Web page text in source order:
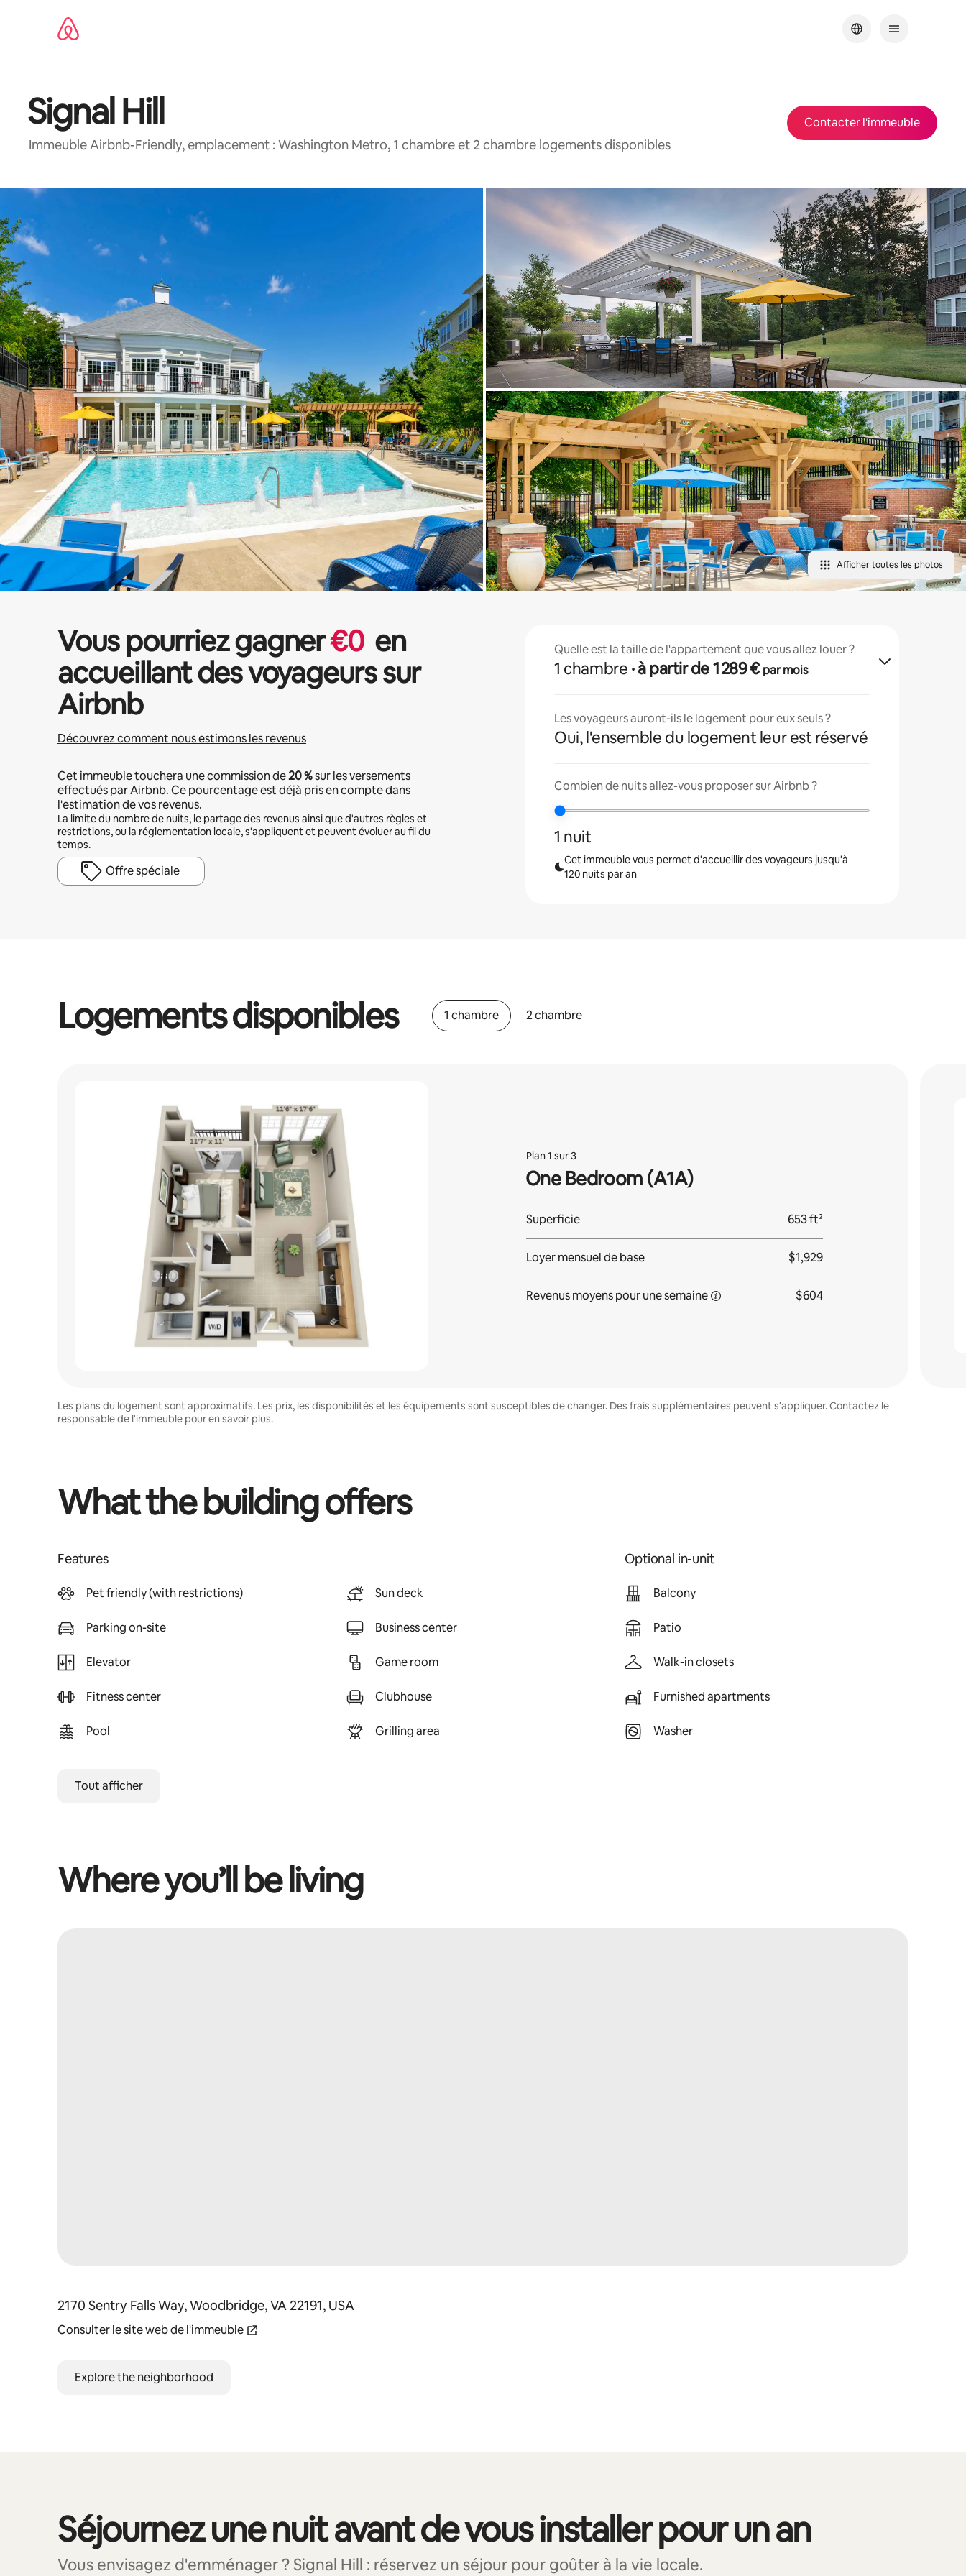
Signal Hill
Immeuble Airbnb-Friendly, emplacement : Washington Metro, 1 chambre et 2 chambre logements disponibles
Contacter l'immeuble
Afficher toutes les photos
Vous pourriez gagner€0 en
accueillant des voyageurs sur
Airbnb
Découvrez comment nous estimons les revenus
Cet immeuble touchera une commission de20 %sur les versements
effectués par Airbnb. Ce pourcentage est déjà pris en compte dans
l'estimation de vos revenus.
La limite du nombre de nuits, le partage des revenus ainsi que d'autres règles et
restrictions, ou la réglementation locale, s'appliquent et peuvent évoluer au fil du
temps.
Offre spéciale
Quelle est la taille de l'appartement que vous allez louer ?
1 chambre · à partir de 1 289 €par mois
Les voyageurs auront-ils le logement pour eux seuls ?
Oui, l'ensemble du logement leur est réservé
Combien de nuits allez-vous proposer sur Airbnb ?
1 nuit
Cet immeuble vous permet d'accueillir des voyageurs jusqu'à
120 nuits par an
Logements disponibles 1 chambre 2 chambre
Plan 1 sur 3
One Bedroom (A1A)
Superficie 653 ft²
Loyer mensuel de base $1,929
Revenus moyens pour unesemaine $604
Les plans du logement sont approximatifs. Les prix, les disponibilités et les équipements sont susceptibles de changer. Des frais supplémentaires peuvent s'appliquer. Contactez le
responsable de l'immeuble pour en savoir plus.
What the building offers
Features
Pet friendly (with restrictions)
Parking on-site
Elevator
Fitness center
Pool
Sun deck
Business center
Game room
Clubhouse
Grilling area
Optional in-unit
Balcony
Patio
Walk-in closets
Furnished apartments
Washer
Tout afficher
Where you’ll be living
2170 Sentry Falls Way, Woodbridge, VA 22191, USA
Consulter le site web de l'immeuble
Explore the neighborhood
Séjournez une nuit avant de vous installer pour un an
Vous envisagez d'emménager ? Signal Hill : réservez un séjour pour goûter à la vie locale.
0 sur 0 élément visible